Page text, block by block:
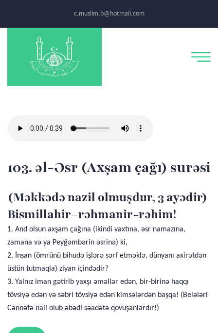
c.muslim.b@hotmail.com
103. əl-Əsr (Axşam çağı) surəsi
(Məkkədə nazil olmuşdur, 3 ayədir)
Bismillahir–rəhmanir-rəhim!
1. And olsun axşam çağına (ikindi vaxtına, əsr namazına,
zamana və ya Peyğəmbərin əsrinə) ki,
2. İnsan (ömrünü bihudə işlərə sərf etməklə, dünyanı axirətdən
üstün tutmaqla) ziyan içindədir?
3. Yalnız iman gətirib yaxşı əməllər edən, bir-birinə haqqı
tövsiyə edən və səbri tövsiyə edən kimsələrdən başqa! (Belələri
Cənnətə nail olub əbədi səadətə qovuşanlardır!)